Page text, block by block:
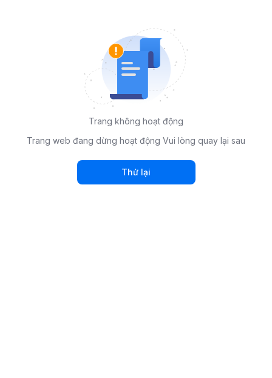
Trang không hoạt động
Trang web đang dừng hoạt động Vui lòng quay lại sau
Thử lại